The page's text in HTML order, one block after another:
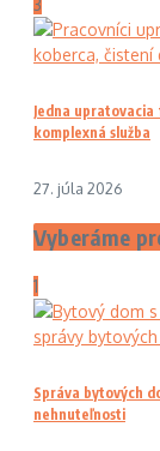
3
Jedna
komplexná služba
27. júla 2026
Vyberáme
1
Správa bytových
nehnuteľnosti